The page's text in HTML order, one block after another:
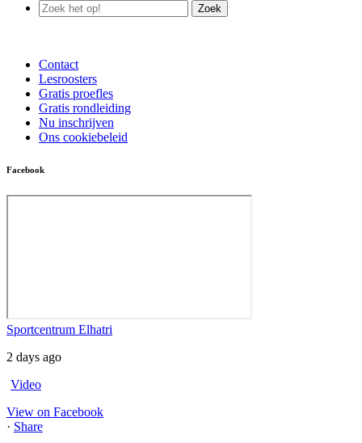
Zoek
Contact
Lesroosters
Gratis proefles
Gratis rondleiding
Nu inschrijven
Ons cookiebeleid
Facebook
Sportcentrum Elhatri
2 days ago
Video
View on Facebook
· Share